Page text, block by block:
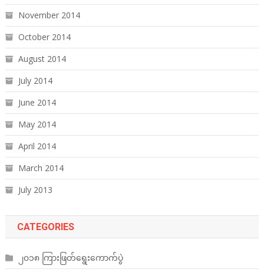
November 2014
October 2014
August 2014
July 2014
June 2014
May 2014
April 2014
March 2014
July 2013
CATEGORIES
၂၀၁၈ ကြားဖြတ်ရွေးကောက်ပွဲ